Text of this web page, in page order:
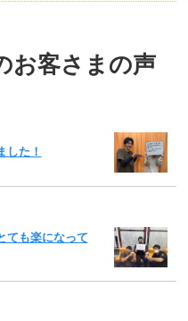
お客さまの声
した！
ても楽になって